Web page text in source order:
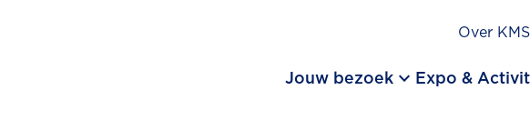
Over
Jouw bezoek keyboard_arrow_down Expo &